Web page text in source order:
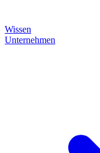
Wissen
Unternehmen